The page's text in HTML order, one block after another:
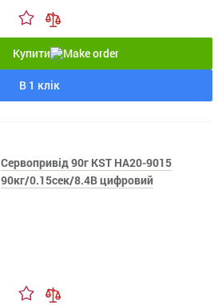
Купити
В 1 клік
Сервопривід 90г KST HA20-9015
90кг/0.15сек/8.4В цифровий